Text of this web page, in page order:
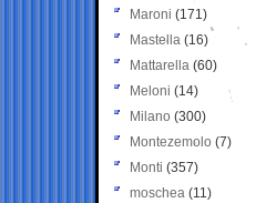
Maroni (171)
Mastella (16)
Mattarella (60)
Meloni (14)
Milano (300)
Montezemolo (7)
Monti (357)
moschea (11)